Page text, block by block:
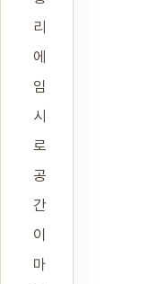
리
에
임
시
로
공
간
이
마